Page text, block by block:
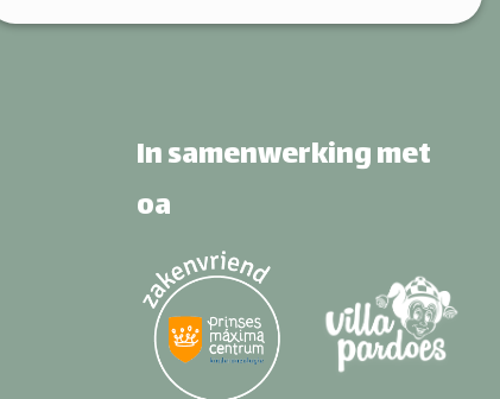
In samenwerking met
oa